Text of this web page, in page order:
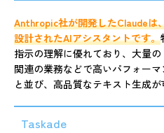
Anthropic社が開発したClaudeは
設計されたAIアシスタントです。
指示の理解に優れており、大量
関連の業務などで高いパフォー
と並び、高品質なテキスト生成が
Taskade